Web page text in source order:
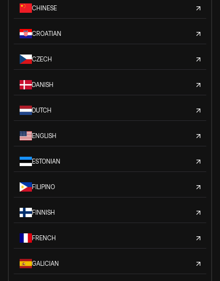
CHINESE
CROATIAN
CZECH
DANISH
DUTCH
ENGLISH
ESTONIAN
FILIPINO
FINNISH
FRENCH
GALICIAN